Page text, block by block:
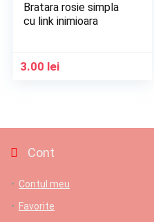
Bratara rosie simpla
cu link inimioara
3.00 lei
Cont
Contul meu
Favorite